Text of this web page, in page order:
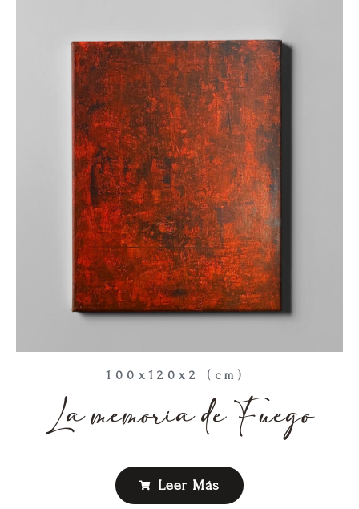
100x120x2 (cm)
La memoria de Fuego
Leer Más